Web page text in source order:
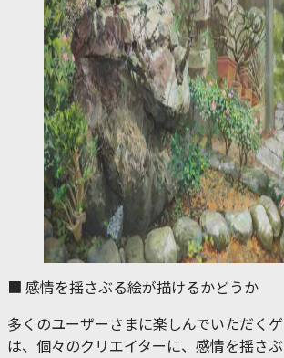
■ 感情を揺さぶる絵が描けるかどうか
多くのユーザーさまに楽しんでいただく
は、個々のクリエイターに、感情を揺さ